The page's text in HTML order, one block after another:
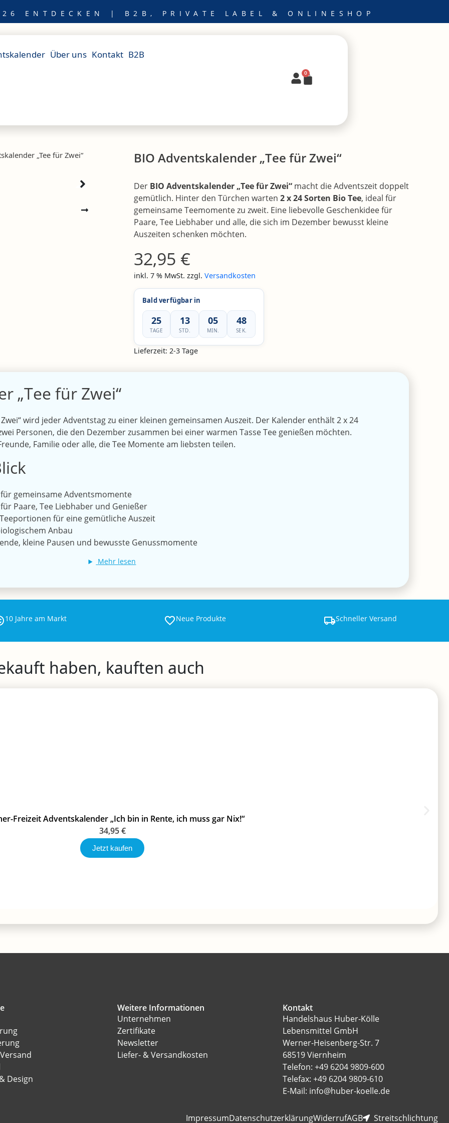
ENTDECKEN | B2B, PRIVATE LABEL & ONLINESHOP
Über uns Kontakt B2B
0
Warenkorb
„Tee für Zwei“ BIO Adventskalender „Tee für Zwei“
Der BIO Adventskalender „Tee für Zwei“macht die Adventszeit doppelt
gemütlich. Hinter den Türchen warten 2 x 24 Sorten Bio Tee, ideal für
gemeinsame Teemomente zu zweit. Eine liebevolle Geschenkidee für
Paare, Tee Liebhaber und alle, die sich im Dezember bewusst kleine
Auszeiten schenken möchten.
32,95 €
inkl. 7 % MwSt. zzgl. Versandkosten
Bald verfügbar in
25
TAGE
13
STD.
05
MIN.
48
SEK.
Lieferzeit: 2-3 Tage
„Tee für Zwei“
wird jeder Adventstag zu einer kleinen gemeinsamen Auszeit. Der Kalender enthält 2 x 24
Personen, die den Dezember zusammen bei einer warmen Tasse Tee genießen möchten.
Familie oder alle, die Tee Momente am liebsten teilen.
für gemeinsame Adventsmomente
Paare, Tee Liebhaber und Genießer
Teeportionen für eine gemütliche Auszeit
Anbau
kleine Pausen und bewusste Genussmomente
Mehr lesen
10 Jahre am Markt Neue Produkte Schneller Versand
haben, kauften auch
Freizeit Adventskalender „Ich bin in Rente, ich muss gar Nix!“
34,95€
Jetzt kaufen
Design
Weitere Informationen
Unternehmen
Zertifikate
Newsletter
Liefer- & Versandkosten
Kontakt
Handelshaus Huber-Kölle
Lebensmittel GmbH
Werner-Heisenberg-Str. 7
68519 Viernheim
Telefon: +49 6204 9809-600
Telefax: +49 6204 9809-610
E-Mail: info@huber-koelle.de
ImpressumDatenschutzerklärungWiderrufAGB Streitschlichtung